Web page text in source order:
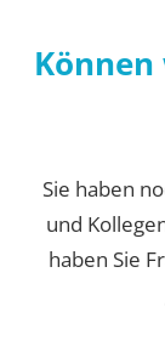
Sie haben
und
haben Sie